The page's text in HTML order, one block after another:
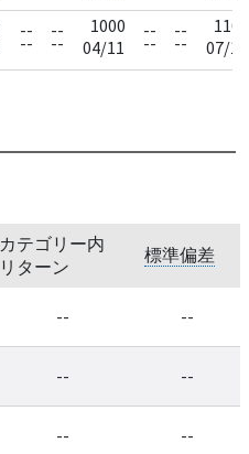
--
--
--
--
1000
04/11
--
--
--
--
1100
07/11
カテゴリー内
リターン
標準偏差
-- --
-- --
-- --